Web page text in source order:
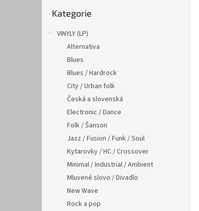
kategorie
Kategorie
VINYLY (LP)
Alternativa
Blues
Blues / Hardrock
City / Urban folk
Česká a slovenská
Electronic / Dance
Folk / Šanson
Jazz / Fusion / Funk / Soul
Kytarovky / HC / Crossover
Minimal / Industrial / Ambient
Mluvené slovo / Divadlo
New Wave
Rock a pop